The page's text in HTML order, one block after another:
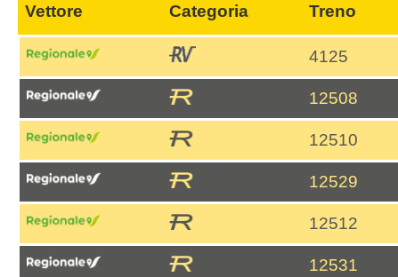
Vettore Categoria Treno
4125
12508
12510
12529
12512
12531